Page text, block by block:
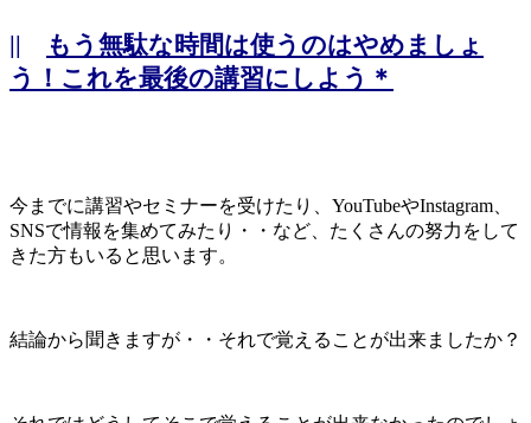
||
もう無駄な時間は使うのはやめましょ
う！これを最後の講習にしよう＊
今までに講習やセミナーを受けたり、YouTubeやInstagram、
SNSで情報を集めてみたり・・など、たくさんの努力をして
きた方もいると思います。
結論から聞きますが・・それで覚えることが出来ましたか？